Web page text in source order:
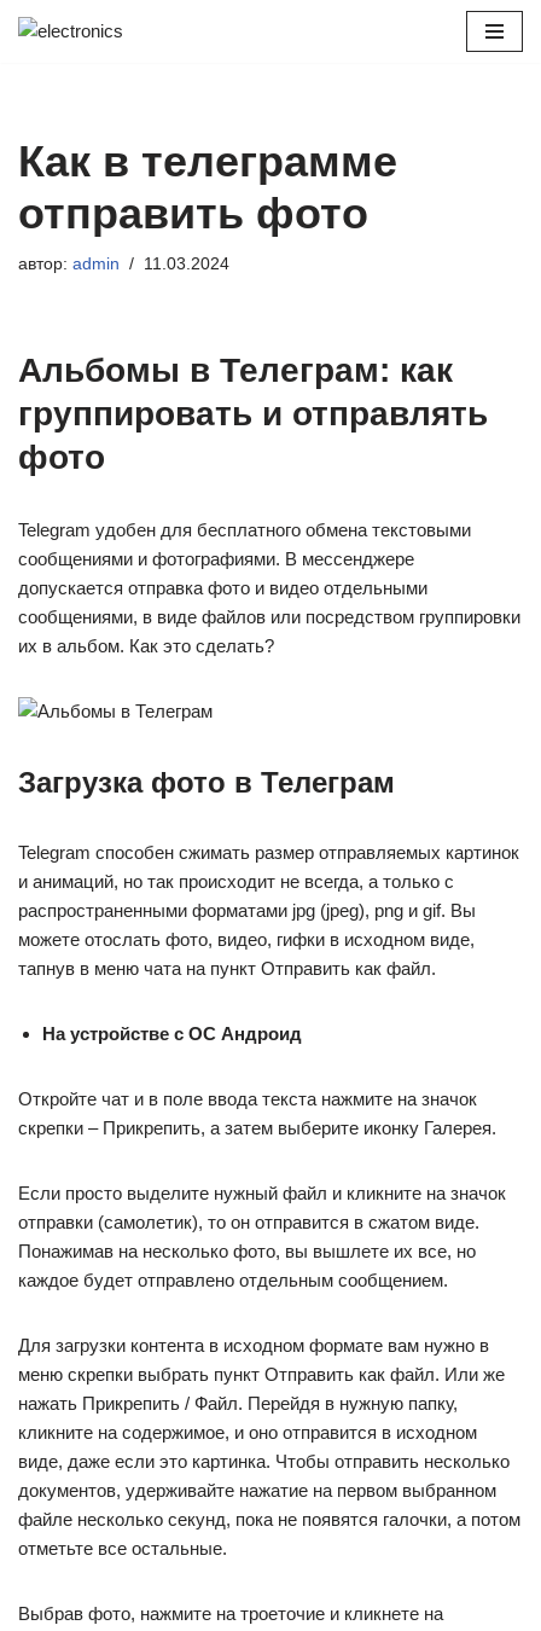
Как в телеграмме
отправить фото
автор: admin 11.03.2024
Альбомы в Телеграм: как
группировать и отправлять
фото
Telegram удобен для бесплатного обмена текстовыми
сообщениями и фотографиями. В мессенджере
допускается отправка фото и видео отдельными
сообщениями, в виде файлов или посредством группировки
их в альбом. Как это сделать?
Загрузка фото в Телеграм
Telegram способен сжимать размер отправляемых картинок
и анимаций, но так происходит не всегда, а только с
распространенными форматами jpg (jpeg), png и gif. Вы
можете отослать фото, видео, гифки в исходном виде,
тапнув в меню чата на пункт Отправить как файл.
На устройстве с ОС Андроид
Откройте чат и в поле ввода текста нажмите на значок
скрепки – Прикрепить, а затем выберите иконку Галерея.
Если просто выделите нужный файл и кликните на значок
отправки (самолетик), то он отправится в сжатом виде.
Понажимав на несколько фото, вы вышлете их все, но
каждое будет отправлено отдельным сообщением.
Для загрузки контента в исходном формате вам нужно в
меню скрепки выбрать пункт Отправить как файл. Или же
нажать Прикрепить / Файл. Перейдя в нужную папку,
кликните на содержимое, и оно отправится в исходном
виде, даже если это картинка. Чтобы отправить несколько
документов, удерживайте нажатие на первом выбранном
файле несколько секунд, пока не появятся галочки, а потом
отметьте все остальные.
Выбрав фото, нажмите на троеточие и кликнете на